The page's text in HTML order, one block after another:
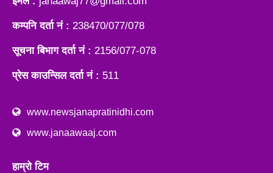
कम्पनि दर्ता नं : 238470/077/078
सूचना बिभाग दर्ता नं : 2156/077-078
प्रेस काउन्सिल दर्ता नं : 511
www.newsjanapratinidhi.com
www.janaawaaj.com
हाम्रो टिम